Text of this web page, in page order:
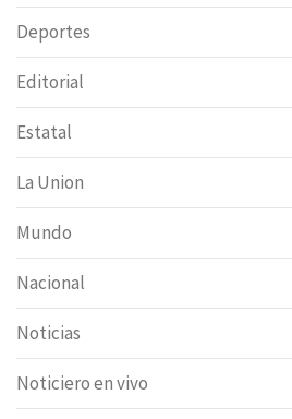
Deportes
Editorial
Estatal
La Union
Mundo
Nacional
Noticias
Noticiero en vivo